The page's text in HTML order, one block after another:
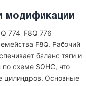
модификации
774, F8Q 776
F8Q. Рабочий
баланс тяги и
схеме SOHC, что
цилиндров. Основные